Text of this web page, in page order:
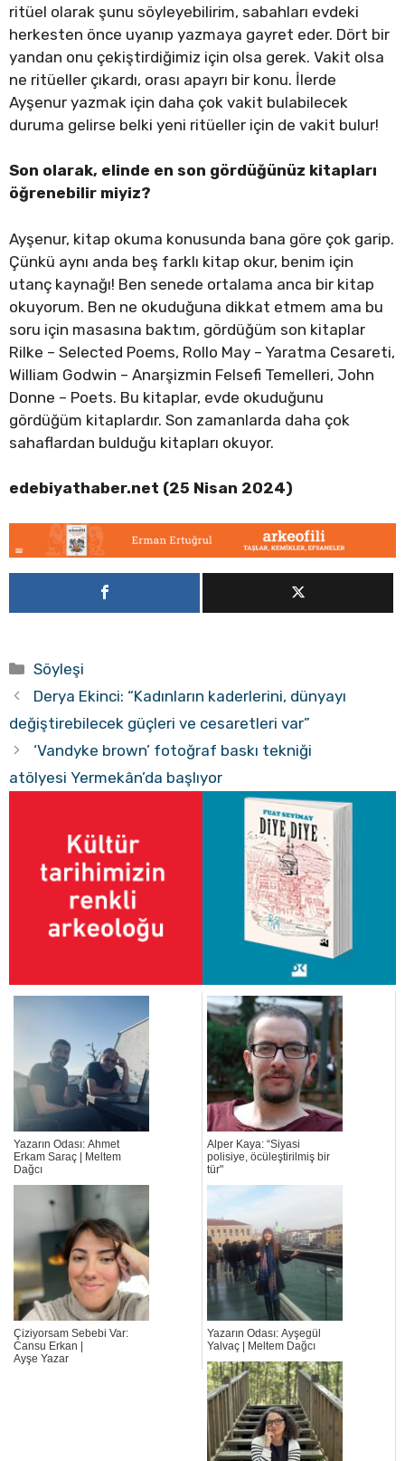
ritüel olarak şunu söyleyebilirim, sabahları evdeki
herkesten önce uyanıp yazmaya gayret eder. Dört bir
yandan onu çekiştirdiğimiz için olsa gerek. Vakit olsa
ne ritüeller çıkardı, orası apayrı bir konu. İlerde
Ayşenur yazmak için daha çok vakit bulabilecek
duruma gelirse belki yeni ritüeller için de vakit bulur!
Son olarak, elinde en son gördüğünüz kitapları
öğrenebilir miyiz?
Ayşenur, kitap okuma konusunda bana göre çok garip.
Çünkü aynı anda beş farklı kitap okur, benim için
utanç kaynağı! Ben senede ortalama anca bir kitap
okuyorum. Ben ne okuduğuna dikkat etmem ama bu
soru için masasına baktım, gördüğüm son kitaplar
Rilke – Selected Poems, Rollo May – Yaratma Cesareti,
William Godwin – Anarşizmin Felsefi Temelleri, John
Donne – Poets. Bu kitaplar, evde okuduğunu
gördüğüm kitaplardır. Son zamanlarda daha çok
sahaflardan bulduğu kitapları okuyor.
edebiyathaber.net (25 Nisan 2024)
Kategoriler
Söyleşi
Derya Ekinci: “Kadınların kaderlerini, dünyayı
değiştirebilecek güçleri ve cesaretleri var”
‘Vandyke brown’ fotoğraf baskı tekniği
atölyesi Yermekân’da başlıyor
Yazarın Odası: Ahmet
Erkam Saraç | Meltem
Dağcı
Alper Kaya: “Siyasi
polisiye, öcüleştirilmiş bir
tür"
Çiziyorsam Sebebi Var:
Cansu Erkan |
Ayşe Yazar
Yazarın Odası: Ayşegül
Yalvaç | Meltem Dağcı